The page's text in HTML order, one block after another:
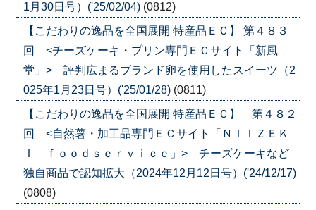
1月30日号）('25/02/04) (0812)
【こだわりの逸品を全国展開 特産品ＥＣ】 第４８３
回 <チーズケーキ・プリン専門ＥＣサイト「新風
堂」> 評判広まるブランド卵を使用したスイーツ（2
025年1月23日号）('25/01/28) (0811)
【こだわりの逸品を全国展開 特産品ＥＣ】 第４８２
回 <自然薯・加工品専門ＥＣサイト「ＮＩＩＺＥＫ
Ｉ ｆｏｏｄｓｅｒｖｉｃｅ」> チーズケーキなど
独自商品で認知拡大（2024年12月12日号）('24/12/17)
(0808)